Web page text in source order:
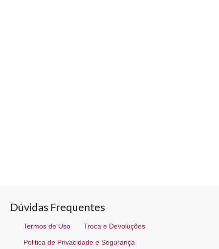
Dúvidas Frequentes
Termos de Uso Troca e Devoluções
Politica de Privacidade e Segurança